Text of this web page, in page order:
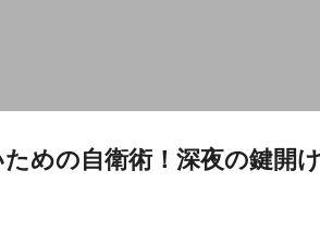
めの自衛術！深夜の鍵開